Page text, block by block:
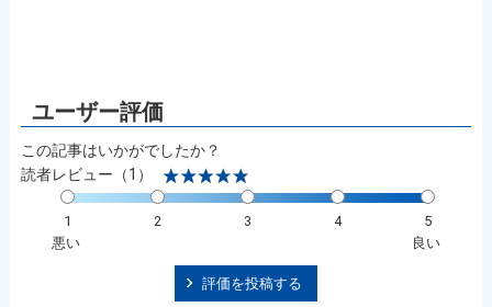
この記事はいかがでしたか？
読者レビュー（1）
1 2 3 4
5
悪い
良い
評価を投稿する